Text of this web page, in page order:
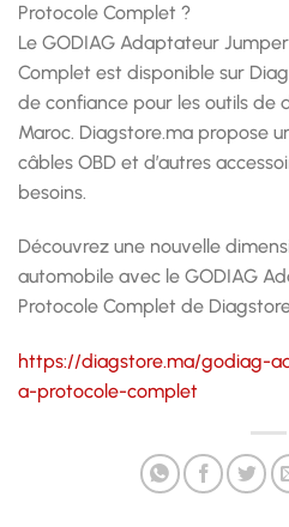
Protocole Complet ?
Le GODIAG Adaptateur
Complet est disponible sur
de confiance pour les outils de
Maroc. Diagstore.ma propose
câbles OBD et d’autres
besoins.
Découvrez une nouvelle
automobile avec le GODIAG
Protocole Complet de
https://diagstore.ma/godiag-
a-protocole-complet